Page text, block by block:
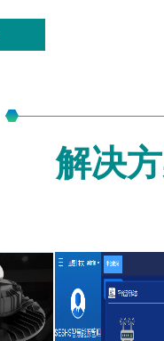
解决